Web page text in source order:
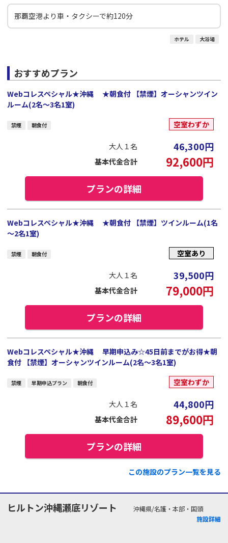
那覇空港より車・タクシーで約120分
ホテル 大浴場
おすすめプラン
Webコレスペシャル★沖縄 ★朝食付 【禁煙】オーシャンツイン
ルーム(2名～3名1室)
禁煙 朝食付 空室わずか
大人１名 46,300円
基本代金合計 92,600円
プランの詳細
Webコレスペシャル★沖縄 ★朝食付 【禁煙】ツインルーム(1名
～2名1室)
禁煙 朝食付 空室あり
大人１名 39,500円
基本代金合計 79,000円
プランの詳細
Webコレスペシャル★沖縄 早期申込み☆45日前までがお得★朝
食付 【禁煙】オーシャンツインルーム(2名～3名1室)
禁煙 早期申込プラン 朝食付 空室わずか
大人１名 44,800円
基本代金合計 89,600円
プランの詳細
この施設のプラン一覧を見る
ヒルトン沖縄瀬底リゾート
沖縄県/名護・本部・国頭
施設詳細